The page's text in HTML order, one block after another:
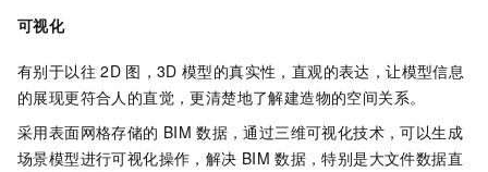
可视化
有别于以往 2D 图，3D 模型的真实性，直观的表达，让模型信息
的展现更符合人的直觉，更清楚地了解建造物的空间关系。
采用表面网格存储的 BIM 数据，通过三维可视化技术，可以生成
场景模型进行可视化操作，解决 BIM 数据，特别是大文件数据直